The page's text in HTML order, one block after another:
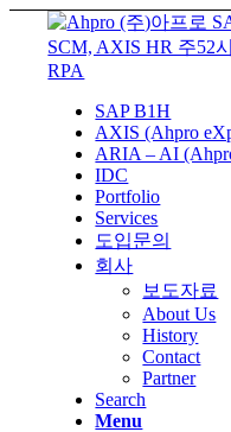
SAP B1H
AXIS (Ahpro
ARIA – AI
IDC
Portfolio
Services
도입문의
회사
보도자료
About Us
History
Contact
Partner
Search
Menu